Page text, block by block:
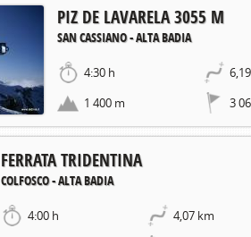
PIZ DE LAVARELA 3055 M
SAN CASSIANO - ALTA BADIA
4:30 h
1 400 m
3
FERRATA TRIDENTINA
COLFOSCO - ALTA BADIA
4:00 h
4,07 km